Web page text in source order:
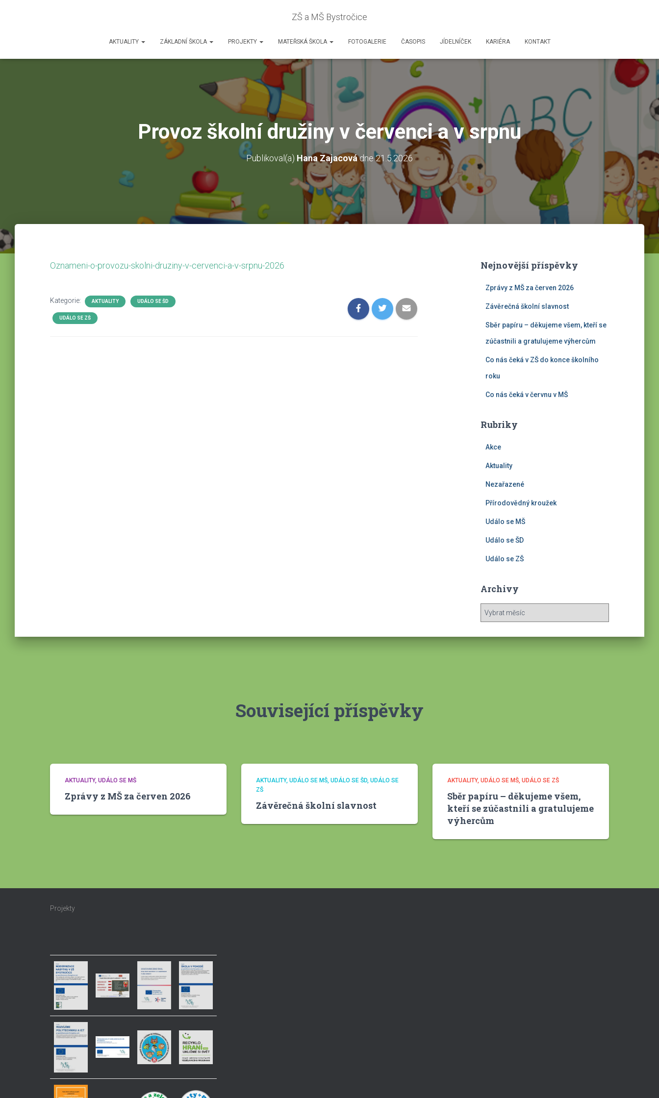
ZŠ a MŠ Bystročice
AKTUALITY ZÁKLADNÍ ŠKOLA PROJEKTY MATEŘSKÁ ŠKOLA FOTOGALERIE ČASOPIS JÍDELNÍČEK KARIÉRA KONTAKT
Provoz školní družiny v červenci a v srpnu
Publikoval(a) Hana Zajacovádne21.5.2026
Oznameni-o-provozu-skolni-druziny-v-cervenci-a-v-srpnu-2026
Kategorie: AKTUALITY UDÁLO SE ŠD
UDÁLO SE ZŠ
Nejnovější příspěvky
Zprávy z MŠ za červen 2026
Závěrečná školní slavnost
Sběr papíru – děkujeme všem, kteří se
zúčastnili a gratulujeme výhercům
Co nás čeká v ZŠ do konce školního
roku
Co nás čeká v červnu v MŠ
Rubriky
Akce
Aktuality
Nezařazené
Přírodovědný kroužek
Událo se MŠ
Událo se ŠD
Událo se ZŠ
Archivy
h
Související příspěvky
AKTUALITY UDÁLO SE MŠ
Zprávy z MŠ za červen 2026
AKTUALITY UDÁLO SE MŠ UDÁLO SE ŠD UDÁLO SE
ZŠ
Závěrečná školní slavnost
AKTUALITY UDÁLO SE MŠ UDÁLO SE ZŠ
Sběr papíru – děkujeme všem,
kteří se zúčastnili a gratulujeme
výhercům
Projekty